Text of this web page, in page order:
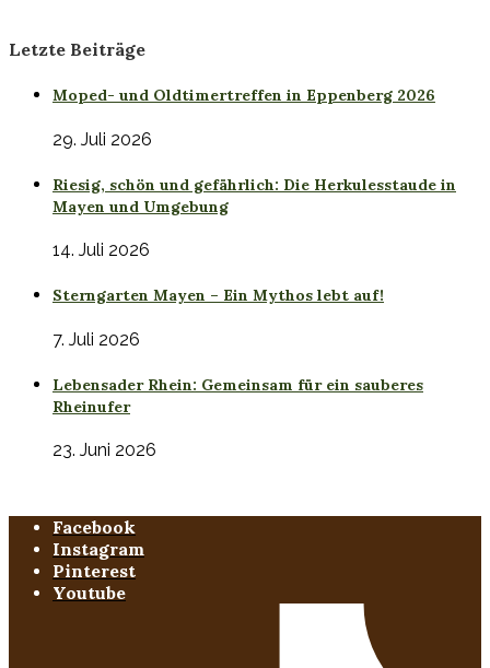
Letzte Beiträge
Moped- und Oldtimertreffen in Eppenberg 2026
29. Juli 2026
Riesig, schön und gefährlich: Die Herkulesstaude in
Mayen und Umgebung
14. Juli 2026
Sterngarten Mayen – Ein Mythos lebt auf!
7. Juli 2026
Lebensader Rhein: Gemeinsam für ein sauberes
Rheinufer
23. Juni 2026
Facebook
Instagram
Pinterest
Youtube